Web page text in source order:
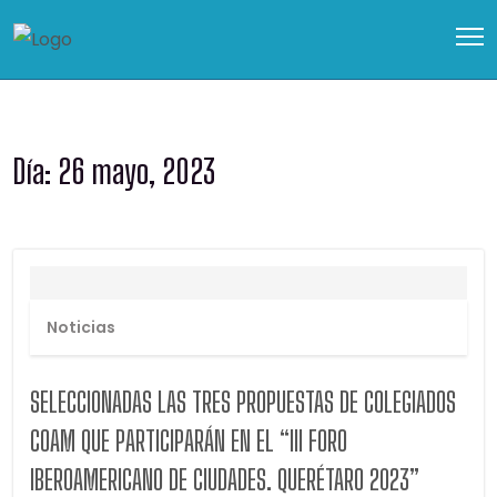
Día: 26 mayo, 2023
Noticias
SELECCIONADAS LAS TRES PROPUESTAS DE COLEGIADOS
COAM QUE PARTICIPARÁN EN EL “III FORO
IBEROAMERICANO DE CIUDADES. QUERÉTARO 2023”